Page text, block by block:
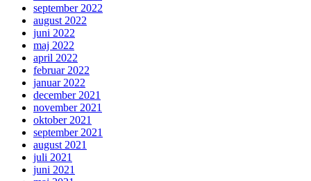
september 2022
august 2022
juni 2022
maj 2022
april 2022
februar 2022
januar 2022
december 2021
november 2021
oktober 2021
september 2021
august 2021
juli 2021
juni 2021